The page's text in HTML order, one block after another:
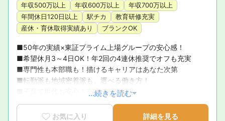
年収500万以上 年収600万以上
年収700万以上
年間休日120日以上
駅チカ
教育研修充実
産休・育休取得実績あり
ブランクOK
■50年の実績×東証プライム上場グループの安心感！
■希望休月3～4日OK！年2回の4連休推奨でオフも充実
■専門性も本部職も！描けるキャリアはあなた次第
■転勤派も地域密着派も。選べる働き方！
■子育て世代も安心！充実の福利厚生
...続きを読む
お気に入り 詳細を見る